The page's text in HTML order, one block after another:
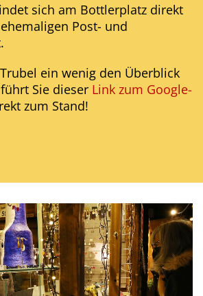
sich am Bottlerplatz direkt
Post- und
ein wenig den Überblick
Sie dieser Link zum Google-
zum Stand!